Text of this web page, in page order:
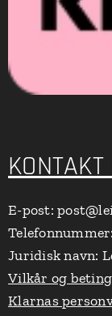
E-post:
Juridisk navn:
Vilkår og
Klarnas